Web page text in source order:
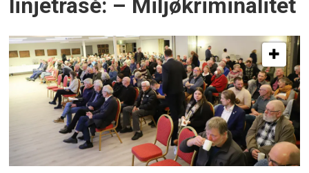
linjetrasé: – Miljøkriminalitet